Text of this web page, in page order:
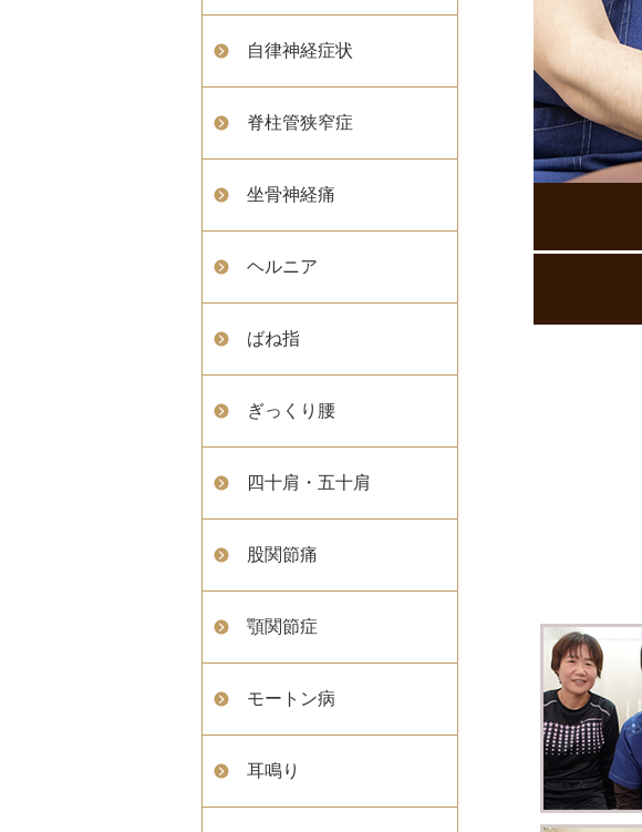
自律神経症状
脊柱管狭窄症
坐骨神経痛
ヘルニア
ばね指
ぎっくり腰
四十肩・五十肩
股関節痛
顎関節症
モートン病
耳鳴り